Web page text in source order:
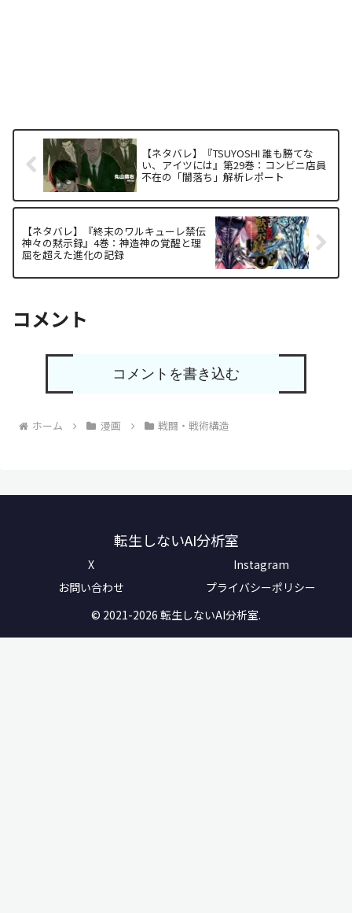
【ネタバレ】『TSUYOSHI 誰も勝てな
い、アイツには』第29巻：コンビニ店員
不在の「闇落ち」解析レポート
【ネタバレ】『終末のワルキューレ禁伝
神々の黙示録』4巻：神造神の覚醒と理
屈を超えた進化の記録
コメント
コメントを書き込む
ホーム 漫画 戦闘・戦術構造
転生しないAI分析室
X
Instagram
お問い合わせ
プライバシーポリシー
© 2021-2026 転生しないAI分析室.